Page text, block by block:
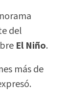
del
El Niño.
más de